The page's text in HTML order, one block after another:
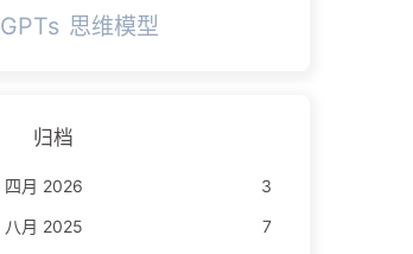
GPTs 思维模型
归档
四月 2026
3
八月 2025
7